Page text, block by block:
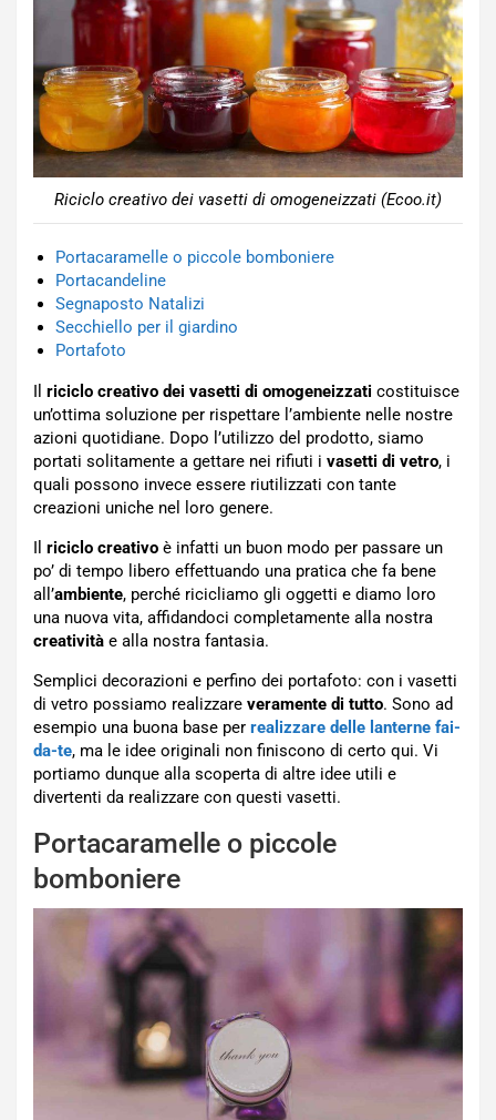
Riciclo creativo dei vasetti di omogeneizzati (Ecoo.it)
Portacaramelle o piccole bomboniere
Portacandeline
Segnaposto Natalizi
Secchiello per il giardino
Portafoto
Il riciclo creativo dei vasetti di omogeneizzati costituisce
un’ottima soluzione per rispettare l’ambiente nelle nostre
azioni quotidiane. Dopo l’utilizzo del prodotto, siamo
portati solitamente a gettare nei rifiuti i vasetti di vetro, i
quali possono invece essere riutilizzati con tante
creazioni uniche nel loro genere.
Il riciclo creativo è infatti un buon modo per passare un
po’ di tempo libero effettuando una pratica che fa bene
all’ambiente, perché ricicliamo gli oggetti e diamo loro
una nuova vita, affidandoci completamente alla nostra
creatività e alla nostra fantasia.
Semplici decorazioni e perfino dei portafoto: con i vasetti
di vetro possiamo realizzare veramente di tutto. Sono ad
esempio una buona base per realizzare delle lanterne fai-
da-te, ma le idee originali non finiscono di certo qui. Vi
portiamo dunque alla scoperta di altre idee utili e
divertenti da realizzare con questi vasetti.
Portacaramelle o piccole
bomboniere